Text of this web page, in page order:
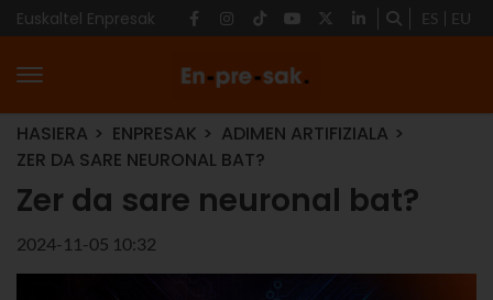
Euskaltel Enpresak ES EU
HASIERA ENPRESAK
ADIMEN ARTIFIZIALA
ZER DA SARE NEURONAL BAT?
Zer da sare neuronal bat?
2024-11-05 10:32